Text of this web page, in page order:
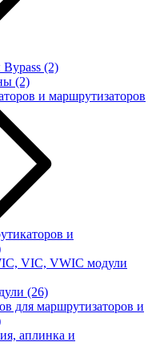
(2)
(2)
и маршрутизаторов
и
VIC, VWIC модули
(26)
для маршрутизаторов и
аплинка и